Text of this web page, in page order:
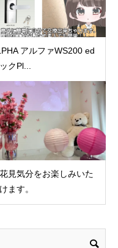
アルファWS200 ed
クPl...
見気分をお楽しみいた
ます。